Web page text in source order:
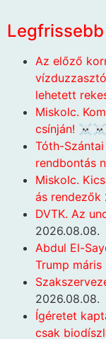
Legfrissebb
Az előző
lehetett
Miskolc.
csínján!
Tóth-
rendbontás
Miskolc.
ás rendezők
DVTK. Az
2026.08.08.
Abdul El-
Trump máris
2026.08.08.
Ígéretet
csak